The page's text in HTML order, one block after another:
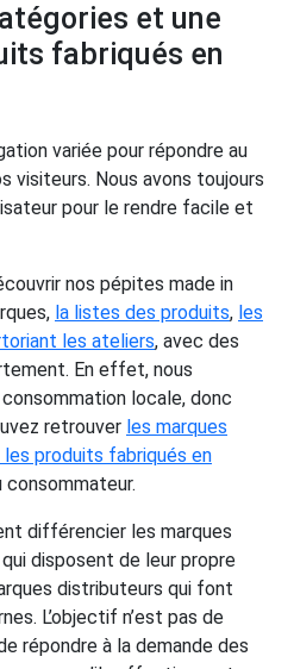
et une
fabriqués en
variée pour répondre au
visiteurs. Nous avons toujours
pour le rendre facile et
nos pépites made in
la listes des produits, les
les ateliers, avec des
En effet, nous
locale, donc
retrouver les marques
produits fabriqués en
consommateur.
différencier les marques
disposent de leur propre
distributeurs qui font
L’objectif n’est pas de
répondre à la demande des